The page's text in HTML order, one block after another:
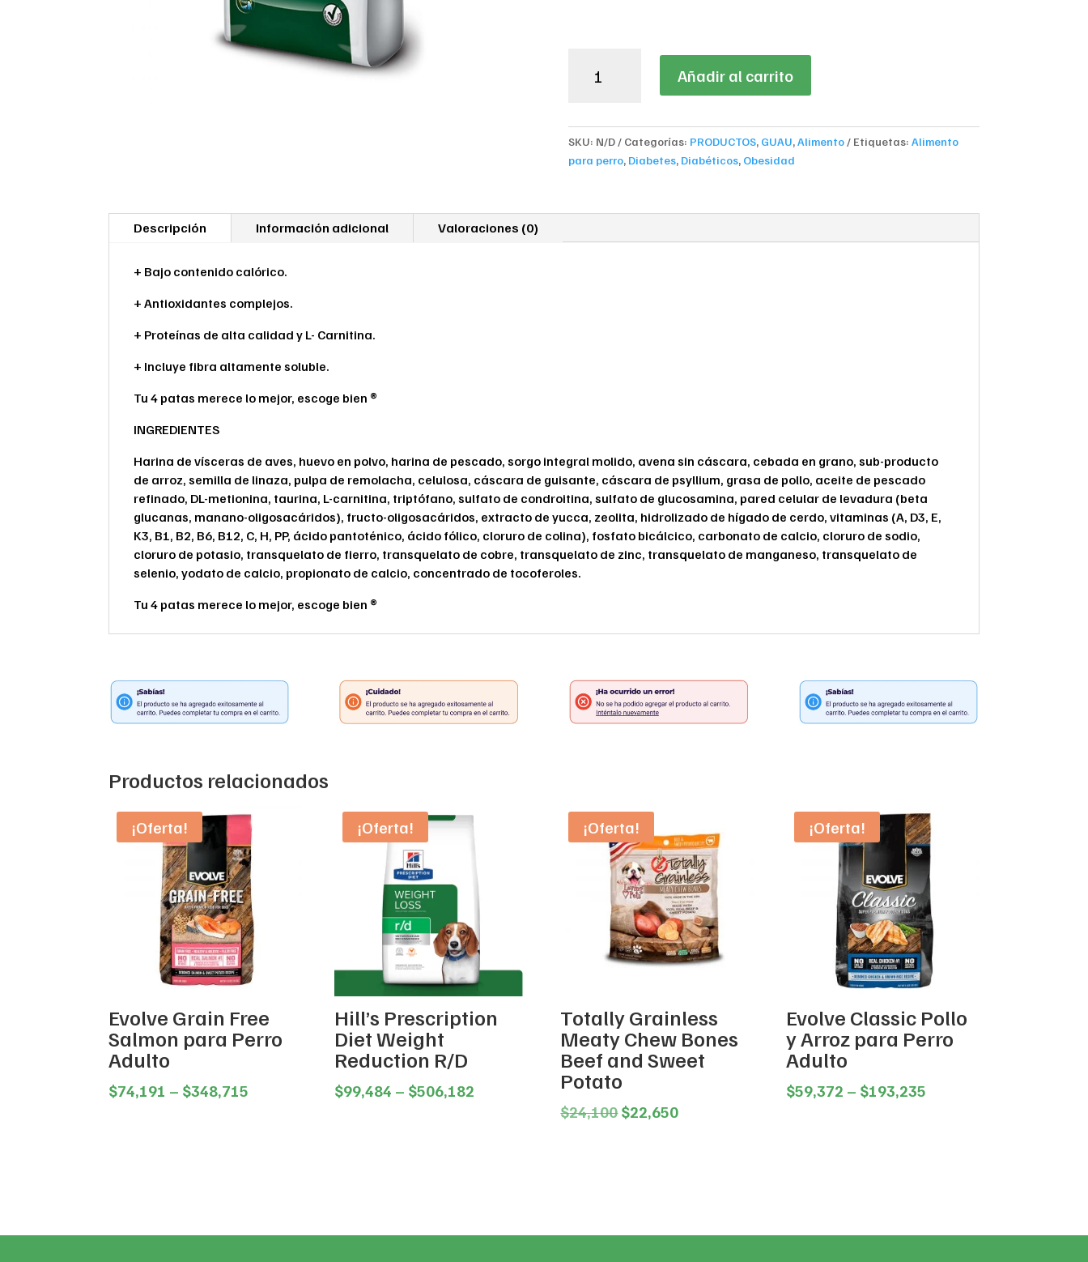
Diabetic
cantidad
Añadir al carrito
SKU: N/D Categorías: PRODUCTOS, GUAU,Alimento Etiquetas: Alimento
para perro, Diabetes, Diabéticos, Obesidad
Descripción Información adicional Valoraciones (0)
+ Bajo contenido calórico.
+ Antioxidantes complejos.
+ Proteínas de alta calidad y L- Carnitina.
+ Incluye fibra altamente soluble.
Tu 4 patas merece lo mejor, escoge bien ®
INGREDIENTES
Harina de vísceras de aves, huevo en polvo, harina de pescado, sorgo integral molido, avena sin cáscara, cebada en grano, sub-producto
de arroz, semilla de linaza, pulpa de remolacha, celulosa, cáscara de guisante, cáscara de psyllium, grasa de pollo, aceite de pescado
refinado, DL-metionina, taurina, L-carnitina, triptófano, sulfato de condroitina, sulfato de glucosamina, pared celular de levadura (beta
glucanas, manano-oligosacáridos), fructo-oligosacáridos, extracto de yucca, zeolita, hidrolizado de hígado de cerdo, vitaminas (A, D3, E,
K3, B1, B2, B6, B12, C, H, PP, ácido pantoténico, ácido fólico, cloruro de colina), fosfato bicálcico, carbonato de calcio, cloruro de sodio,
cloruro de potasio, transquelato de fierro, transquelato de cobre, transquelato de zinc, transquelato de manganeso, transquelato de
selenio, yodato de calcio, propionato de calcio, concentrado de tocoferoles.
Tu 4 patas merece lo mejor, escoge bien ®
Productos relacionados
¡Oferta!
Evolve Grain Free
Salmon para Perro
Adulto
$74,191 – $348,715
¡Oferta!
Hill’s Prescription
Diet Weight
Reduction R/D
$99,484 – $506,182
¡Oferta!
Totally Grainless
Meaty Chew Bones
Beef and Sweet
Potato
$24,100 Original
$22,650Current
¡Oferta!
Evolve Classic Pollo
y Arroz para Perro
Adulto
$59,372 – $193,235